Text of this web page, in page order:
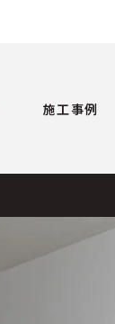
施工事例